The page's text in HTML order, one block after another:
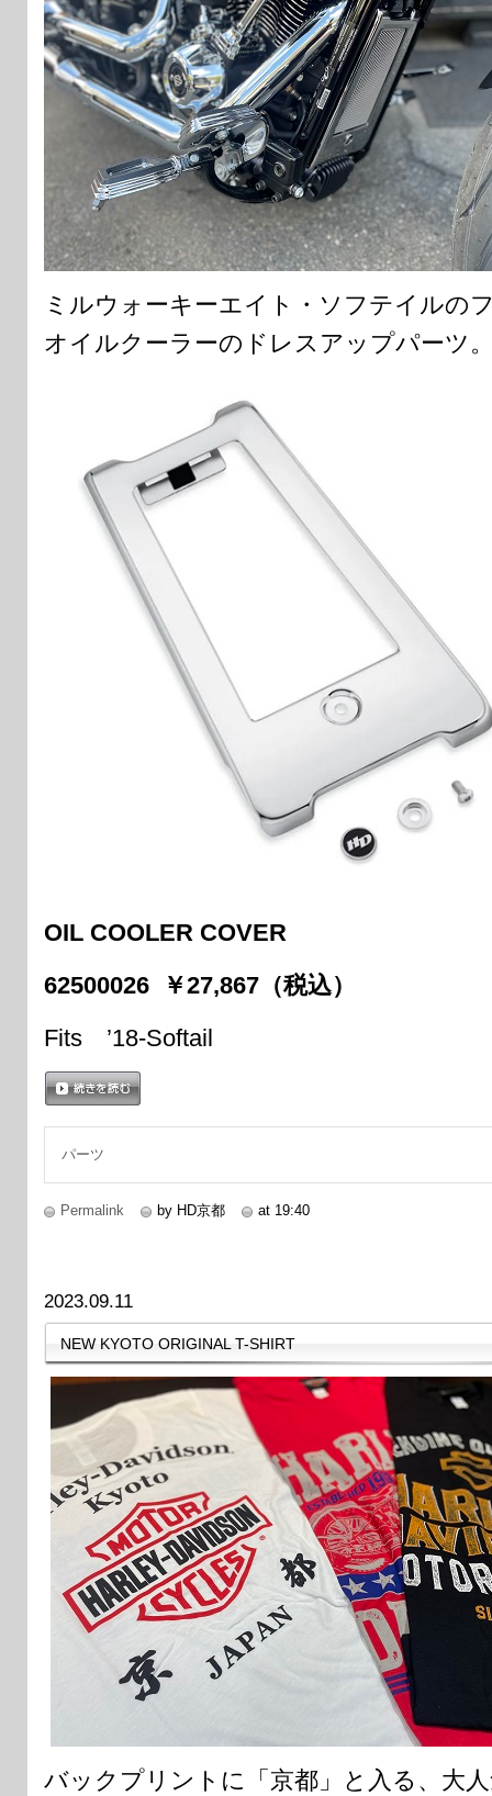
ミルウォーキーエイト・ソフテイルの
オイルクーラーのドレスアップパーツ
OIL COOLER COVER
62500026 ￥27,867（税込）
Fits ’18-Softail
パーツ
Permalink by HD京都 at 19:40
2023.09.11
NEW KYOTO ORIGINAL T-SHIRT
バックプリントに「京都」と入る、大